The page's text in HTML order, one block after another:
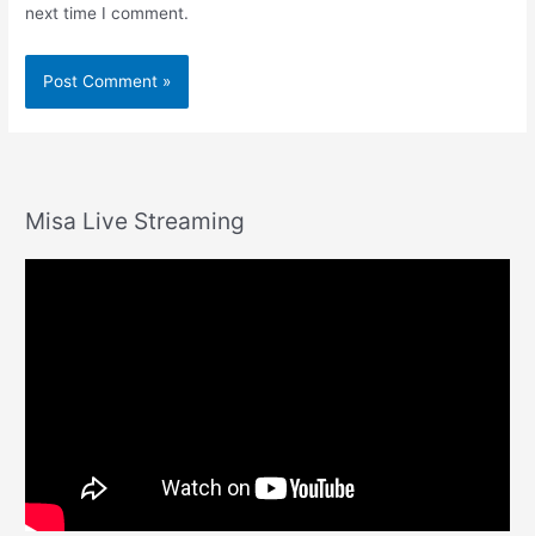
next time I comment.
Misa Live Streaming